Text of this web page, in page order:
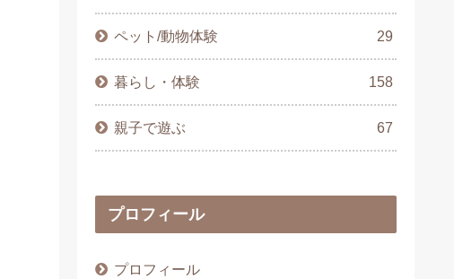
ペット/動物体験 29
暮らし・体験 158
親子で遊ぶ 67
プロフィール
プロフィール